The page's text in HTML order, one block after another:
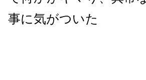
事に気がついた